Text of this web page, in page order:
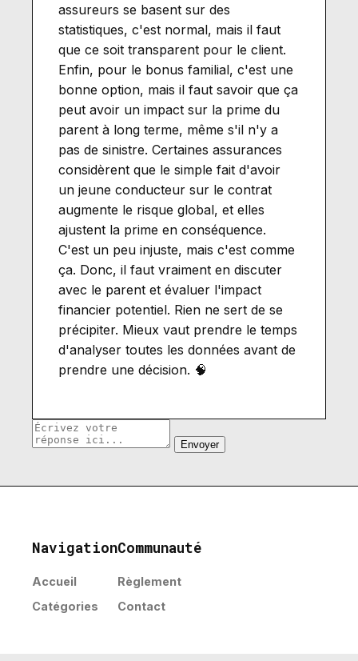
assureurs se basent sur des
statistiques, c'est normal, mais il faut
que ce soit transparent pour le client.
Enfin, pour le bonus familial, c'est une
bonne option, mais il faut savoir que ça
peut avoir un impact sur la prime du
parent à long terme, même s'il n'y a
pas de sinistre. Certaines assurances
considèrent que le simple fait d'avoir
un jeune conducteur sur le contrat
augmente le risque global, et elles
ajustent la prime en conséquence.
C'est un peu injuste, mais c'est comme
ça. Donc, il faut vraiment en discuter
avec le parent et évaluer l'impact
financier potentiel. Rien ne sert de se
précipiter. Mieux vaut prendre le temps
d'analyser toutes les données avant de
prendre une décision. 🧠
Envoyer
Navigation
Accueil
Catégories
Communauté
Règlement
Contact